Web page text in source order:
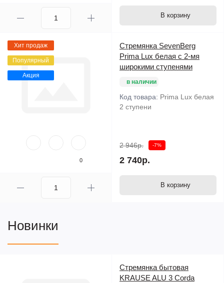
В корзину
Хит продаж
Популярный
Акция
0
Стремянка SevenBerg
Prima Lux белая с 2-мя
широкими ступенями
в наличии
Код товара: Prima Lux белая
2 ступени
2 946р. -7%
2 740р.
В корзину
Новинки
Стремянка бытовая
KRAUSE ALU 3 Corda